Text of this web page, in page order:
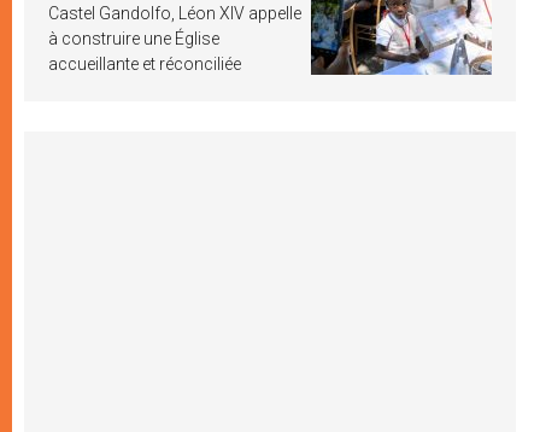
Castel Gandolfo, Léon XIV appelle
à construire une Église
accueillante et réconciliée